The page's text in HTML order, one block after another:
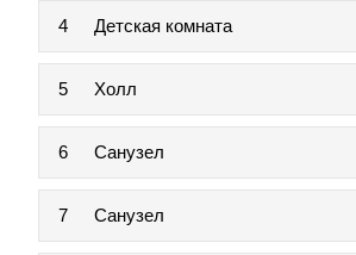
4 Детская комната
5 Холл
6 Санузел
7 Санузел